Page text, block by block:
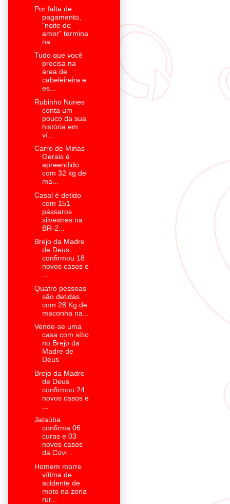
Por falta de
pagamento,
"noite de
amor" termina
na...
Tudo que você
precisa na
área de
cabeleireira e
es...
Rubinho Nunes
conta um
pouco da sua
história em
ví...
Carro de Minas
Gerais é
apreendido
com 32 kg de
ma...
Casal é detido
com 151
pássaros
silvestres na
BR-2...
Brejo da Madre
de Deus
confirmou 18
novos casos e
...
Quatro pessoas
são detidas
com 28 Kg de
maconha na...
Vende-se uma
casa com sítio
no Brejo da
Madre de
Deus
Brejo da Madre
de Deus
confirmou 24
novos casos e
Jataúba
confirma 06
curas e 03
novos casos
da Covi...
Homem morre
vítima de
acidente de
moto na zona
rur...